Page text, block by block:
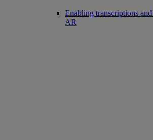
Enabling transcriptions
AR